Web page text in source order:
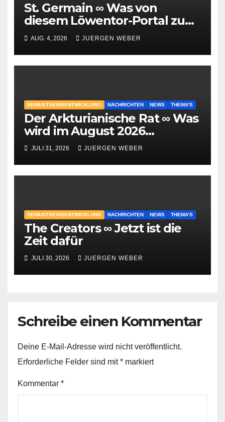
St. Germain ∞ Was von
diesem Löwentor-Portal zu
erwarten ist
AUG. 4, 2026 JUERGEN WEBER
BEWUSTSEINSENTWICKLUNG NACHRICHTEN NEWS THEMA'S
Der Arkturianische Rat ∞ Was
wird im August 2026
geschehen?
JULI 31, 2026 JUERGEN WEBER
BEWUSTSEINSENTWICKLUNG NACHRICHTEN NEWS THEMA'S
The Creators ∞ Jetzt ist die
Zeit dafür
JULI 30, 2026 JUERGEN WEBER
Schreibe einen Kommentar
Deine E-Mail-Adresse wird nicht veröffentlicht.
Erforderliche Felder sind mit* markiert
Kommentar *